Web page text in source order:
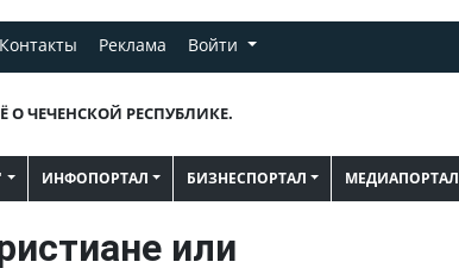
Контакты Реклама Войти
О ЧЕЧЕНСКОЙ РЕСПУБЛИКЕ.
ИНФОПОРТАЛ БИЗНЕСПОРТАЛ МЕДИАПОРТАЛ
или